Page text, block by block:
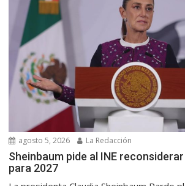
agosto 5, 2026 La Redacción
Sheinbaum pide al INE
para 2027